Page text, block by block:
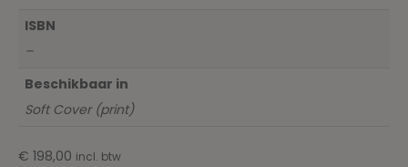
ISBN
–
Beschikbaar in
Soft Cover (print)
€ 198,00 incl. btw